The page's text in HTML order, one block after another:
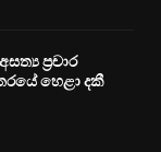
ප්‍රචාර
හෙළා දකී